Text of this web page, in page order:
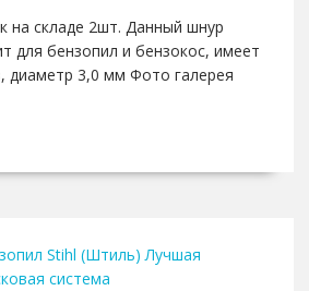
на складе 2шт. Данный шнур
для бензопил и бензокос, имеет
диаметр 3,0 мм Фото галерея
Stihl (Штиль) Лучшая
система